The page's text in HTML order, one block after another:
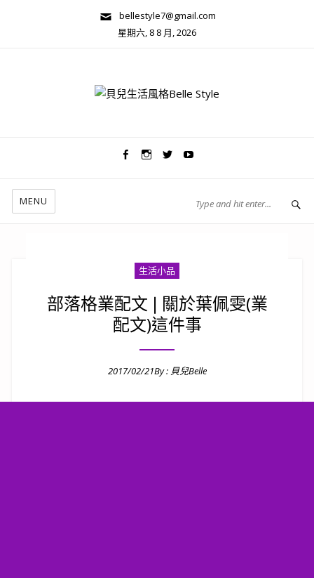
bellestyle7@gmail.com
星期六, 8 8 月, 2026
MENU
生活小品
部落格業配文❘關於葉佩雯(業
配文)這件事
2017/02/21By : 貝兒Belle